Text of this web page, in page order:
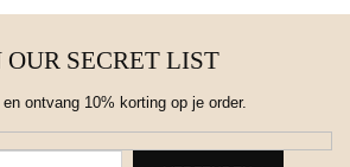
OUR SECRET LIST
ontvang 10% korting op je order.